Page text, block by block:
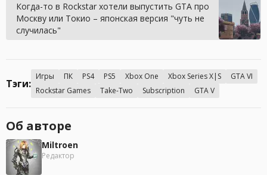
Когда-то в Rockstar хотели выпустить GTA про
Москву или Токио – японская версия "чуть не
случилась"
Тэги:
Игры ПК PS4 PS5 Xbox One Xbox Series X|S
GTA VI
Rockstar Games
Take-Two Subscription GTA V
Об авторе
Miltroen
Редактор